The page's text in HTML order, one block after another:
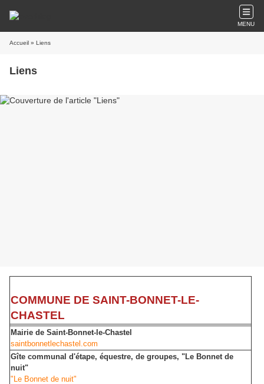
MENU
Accueil » Liens
Liens
COMMUNE DE SAINT-BONNET-LE-
CHASTEL
Mairie de Saint-Bonnet-le-Chastel
saintbonnetlechastel.com
Gîte communal d'étape, équestre, de groupes, "Le Bonnet de
nuit"
"Le Bonnet de nuit"